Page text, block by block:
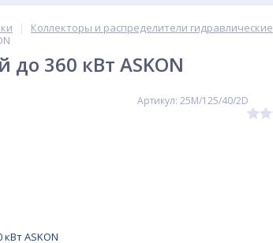
Коллекторы и распределители гидравлические
360 кВт ASKON
Артикул: 25M/125/40/2D